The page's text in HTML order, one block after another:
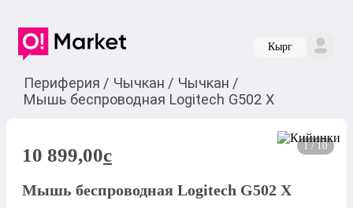
Кырг
Периферия / Чычкан / Чычкан /
Мышь беспроводная Logitech G502 X
1 / 10
10 899,00c
Мышь беспроводная Logitech G502 X